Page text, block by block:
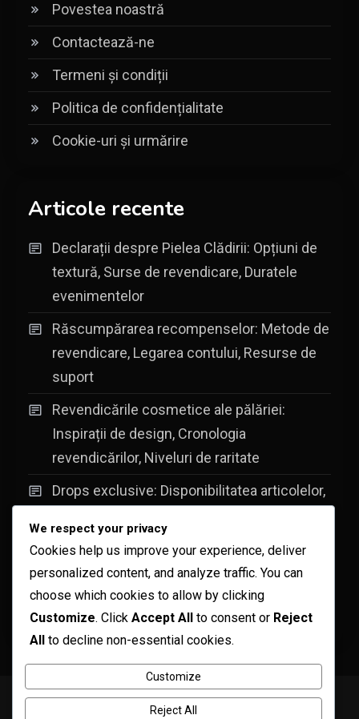
Povestea noastră
Contactează-ne
Termeni și condiții
Politica de confidențialitate
Cookie-uri și urmărire
Articole recente
Declarații despre Pielea Clădirii: Opțiuni de
textură, Surse de revendicare, Duratele
evenimentelor
Răscumpărarea recompenselor: Metode de
revendicare, Legarea contului, Resurse de
suport
Revendicările cosmetice ale pălăriei:
Inspirații de design, Cronologia
revendicărilor, Niveluri de raritate
Drops exclusive: Disponibilitatea articolelor,
revendicare
Declarații despre Skin-ul Glider: Scheme de
culori, Participare la evenimente, Procese
de revendicare
Copyright © ogma blog 2026Proudly powered by WordPress
Theme: ogma-blog byMystery Themes
We respect your privacy
Cookies help us improve your experience, deliver
personalized content, and analyze traffic. You can
choose which cookies to allow by clicking
Customize. Click Accept All to consent or Reject
All to decline non-essential cookies.
Customize
Reject All